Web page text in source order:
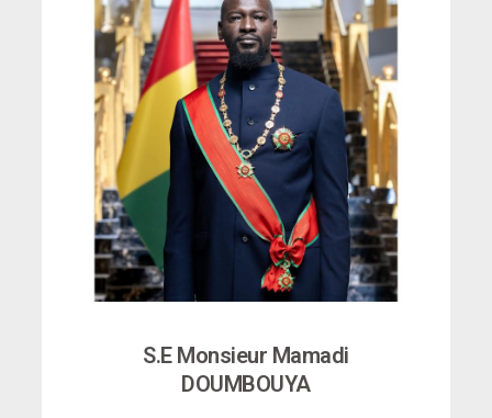
S.E Monsieur Mamadi
DOUMBOUYA